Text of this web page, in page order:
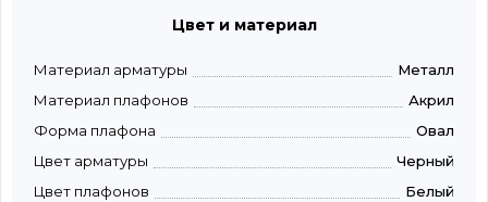
Цвет и материал
Материал арматуры
Металл
Материал плафонов
Акрил
Форма плафона
Овал
Цвет арматуры
Черный
Цвет плафонов
Белый